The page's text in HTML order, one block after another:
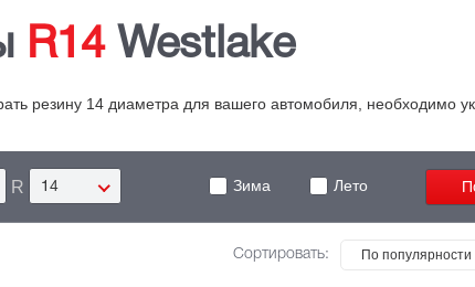
R14Westlake
резину 14 диаметра для вашего автомобиля, необходимо
R 14 Зима Лето
Сортировать: По популярности